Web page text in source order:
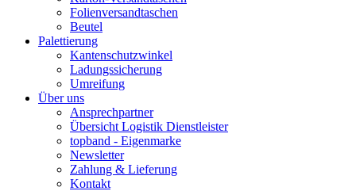
Folienversandtaschen
Beutel
Palettierung
Kantenschutzwinkel
Ladungssicherung
Umreifung
Über uns
Ansprechpartner
Übersicht Logistik Dienstleister
topband - Eigenmarke
Newsletter
Zahlung & Lieferung
Kontakt